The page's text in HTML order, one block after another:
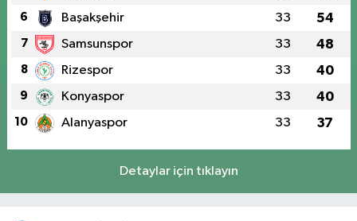
6 Başakşehir 33 54
7 Samsunspor 33 48
8 Rizespor 33 40
9 Konyaspor 33 40
10 Alanyaspor 33 37
Detaylar için tıklayın